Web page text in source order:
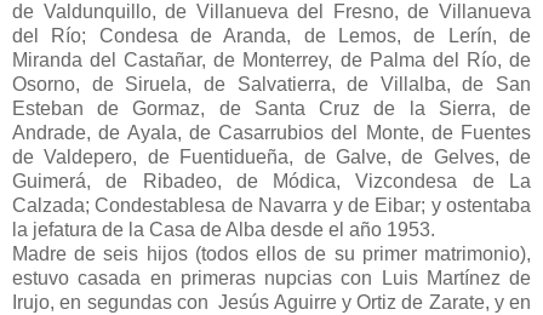
de Valdunquillo, de Villanueva del Fresno, de Villanueva
del Río; Condesa de Aranda, de Lemos, de Lerín, de
Miranda del Castañar, de Monterrey, de Palma del Río, de
Osorno, de Siruela, de Salvatierra, de Villalba, de San
Esteban de Gormaz, de Santa Cruz de la Sierra, de
Andrade, de Ayala, de Casarrubios del Monte, de Fuentes
de Valdepero, de Fuentidueña, de Galve, de Gelves, de
Guimerá, de Ribadeo, de Módica, Vizcondesa de La
Calzada; Condestablesa de Navarra y de Eibar; y ostentaba
la jefatura de la Casa de Alba desde el año 1953.
Madre de seis hijos (todos ellos de su primer matrimonio),
estuvo casada en primeras nupcias con Luis Martínez de
Irujo, en segundas con Jesús Aguirre y Ortiz de Zarate, y en